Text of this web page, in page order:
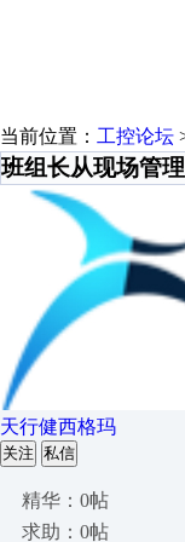
当前位置： 工控论坛
班组长从现场管
天行健西格玛
关注 私信
精华：0帖
求助：0帖